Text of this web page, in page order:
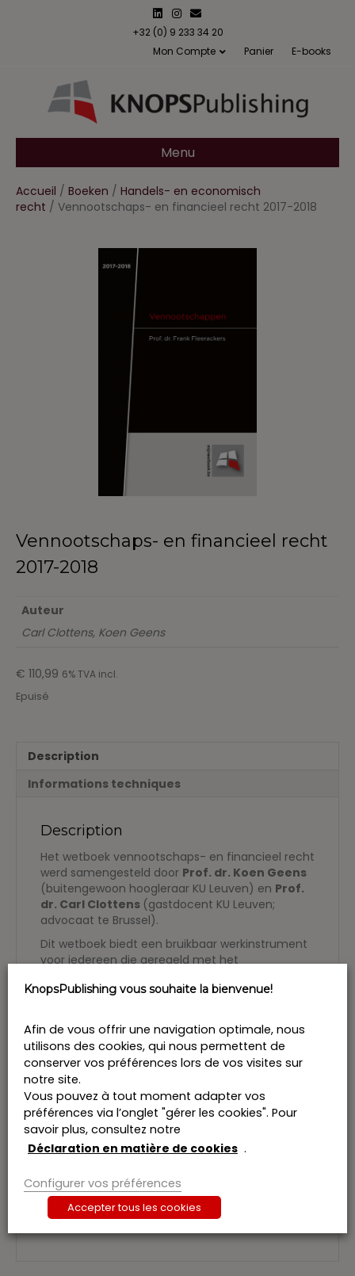
n
n
s
a
m
m
a
l
+32 (0) 9 233 34 20
Mon Compte
Panier E-books
Menu
Accueil / Boeken / Handels- en economisch
recht / Vennootschaps- en financieel recht 2017-2018
Vennootschaps- en financieel recht
2017-2018
Auteur
Carl Clottens, Koen Geens
€ 110,99 6% TVA incl.
Epuisé
Description
Informations techniques
Description
Het wetboek vennootschaps- en financieel recht
werd samengesteld door Prof. dr. Koen Geens
(buitengewoon hoogleraar KU Leuven) en Prof.
dr. Carl Clottens (gastdocent KU Leuven;
advocaat te Brussel).
Dit wetboek biedt een bruikbaar werkinstrument
voor iedereen die geregeld met het
komt.
bundelt het de belangrijkste
vennootschapsrechtelijke teksten en een door
de noden van de praktijk geïnspireerde selectie
van het financieel recht. Het wetboek bevat ook
enkele Europese verordeningen en richtlijnen en
de overkoepelende beleidsdocumenten van de
Europese Commissie, nu zij aan de basis liggen
van de wetswijzigingen van de laatste jaren. Ook
de Belgische Corporate Governance Code is
evoluerende rechtstak vlot toegankelijk te
maken, worden de teksten ingedeeld in een
aantal handige rubrieken.
KnopsPublishing vous souhaite la bienvenue!
Afin de vous offrir une navigation optimale, nous
utilisons des cookies, qui nous permettent de
conserver vos préférences lors de vos visites sur
notre site.
Vous pouvez à tout moment adapter vos
préférences via l’onglet "gérer les cookies". Pour
savoir plus, consultez notre
Déclaration en matière de cookies .
Configurer vos préférences
Accepter tous les cookies